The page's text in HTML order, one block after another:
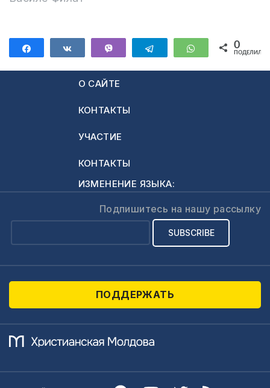
обвенчаться в
Православной
церкви, но мы не
можем найти
православных
бы согласились
посаженными
родителями. Что
делать? Возможно
посаженных
Я…
ПоделитьсяПоделиться Telegram WhatsApp
0
О САЙТЕ
КОНТАКТЫ
УЧАСТИЕ
КОНТАКТЫ
ИЗМЕНЕНИЕ ЯЗЫКА:
Подпишитесь на нашу рассылку
ПОДДЕРЖАТЬ